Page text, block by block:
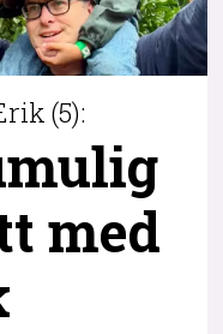
(5):
med